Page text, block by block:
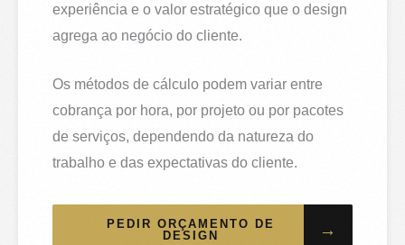
experiência e o valor estratégico que o design
agrega ao negócio do cliente.
Os métodos de cálculo podem variar entre
cobrança por hora, por projeto ou por pacotes
de serviços, dependendo da natureza do
trabalho e das expectativas do cliente.
PEDIR ORÇAMENTO DE
DESIGN
→